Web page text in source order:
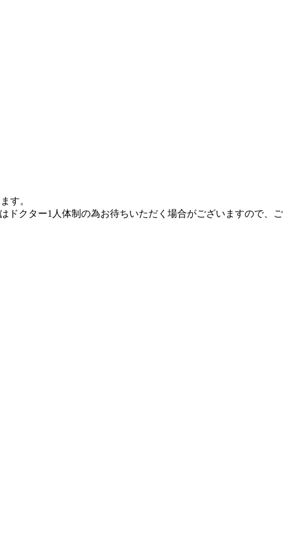
す。
ドクター1人体制の為お待ちいただく場合がございますので、ご